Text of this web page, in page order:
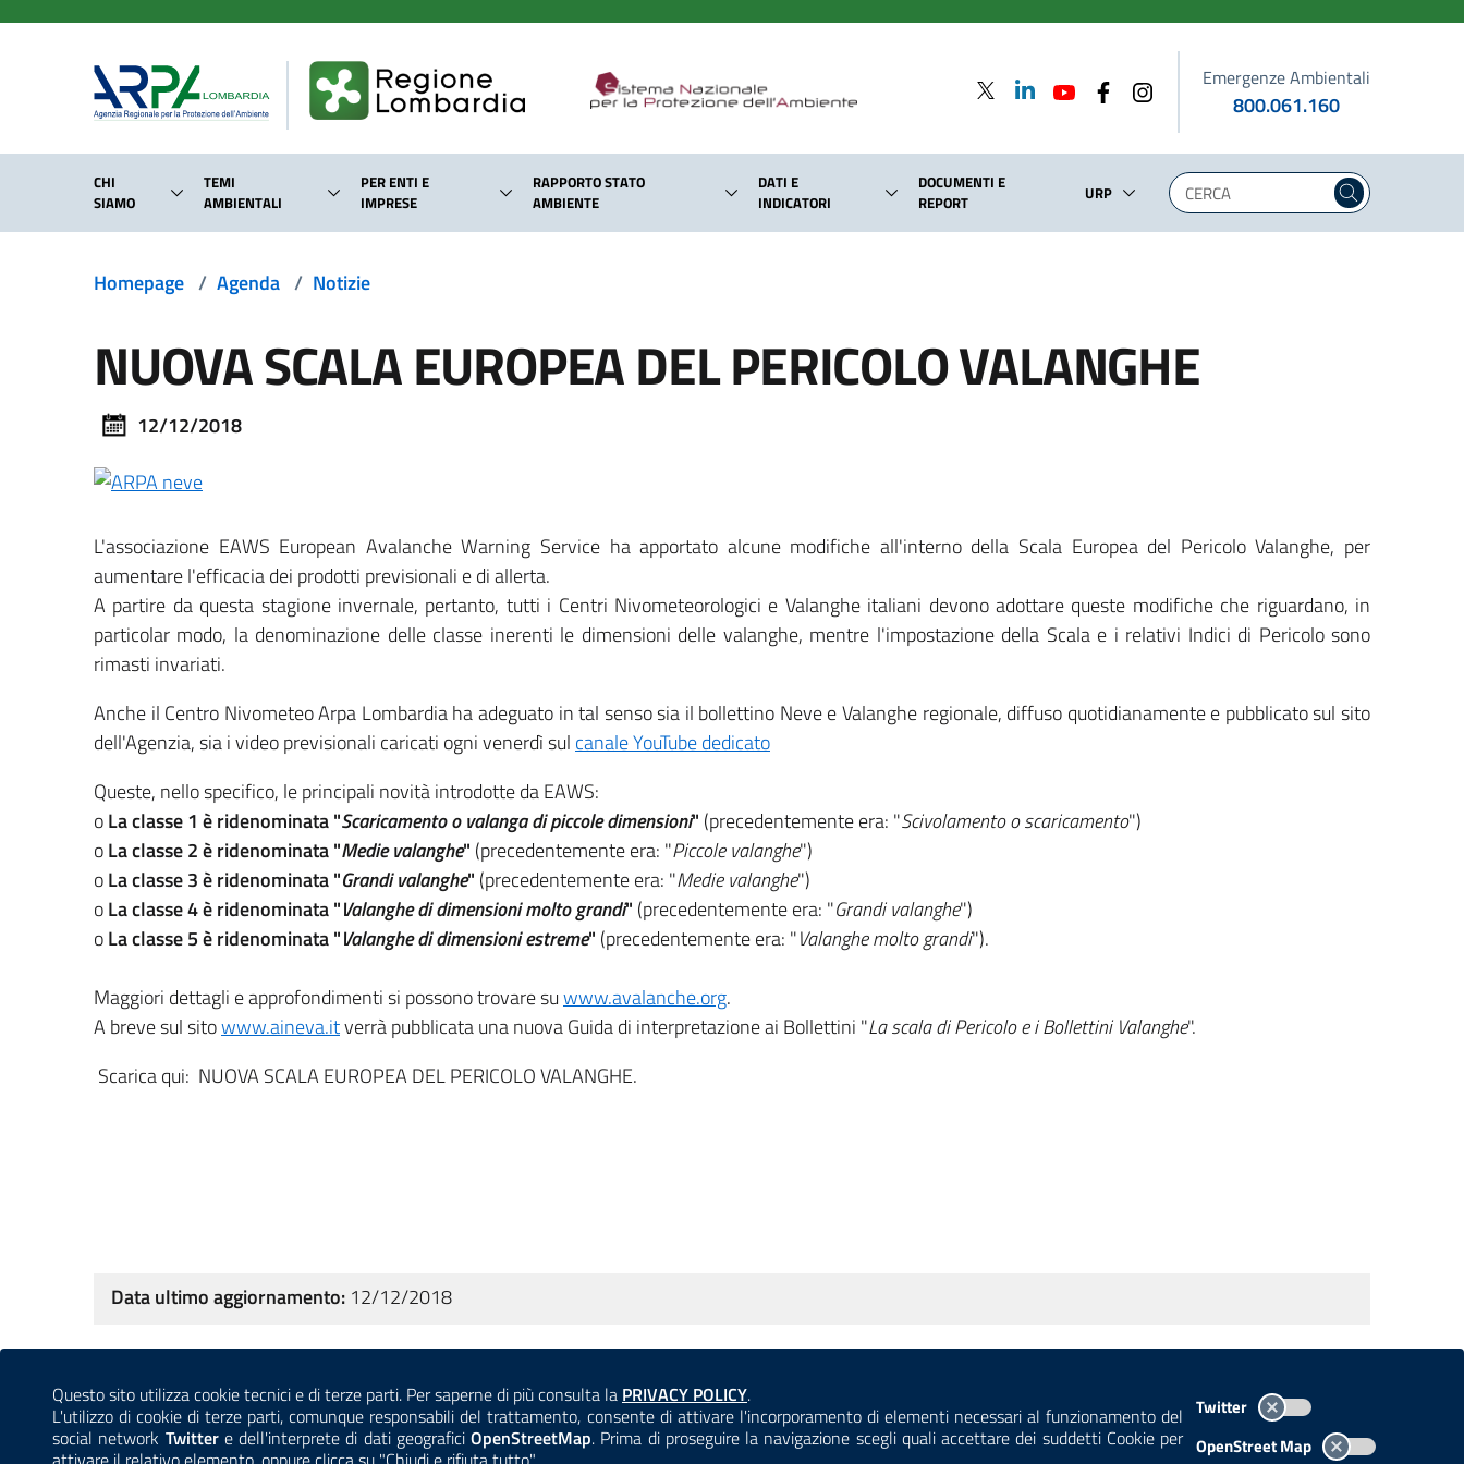
Questo sito utilizza cookie tecnici e di terze parti. Per saperne di più consulta la Consulta la
PRIVACY POLICY.
L'utilizzo di cookie di terze parti, comunque responsabili del trattamento, consente di attivare l'incorporamento di elementi necessari al funzionamento del
social network Twittere dell'interprete di dati geografici OpenStreetMap. Prima di proseguire la navigazione scegli quali accettare dei suddetti Cookie per
Twitter
OpenStreet Map
Emergenze Ambientali
800.061.160
CHI
SIAMO
TEMI
AMBIENTALI
PER ENTI E
IMPRESE
RAPPORTO STATO
AMBIENTE
DATI E
INDICATORI
DOCUMENTI E
REPORT
URP
Homepage / Agenda / Notizie
NUOVA SCALA EUROPEA DEL PERICOLO VALANGHE
12/12/2018
​L'associazione EAWS European Avalanche Warning Service ha apportato alcune modifiche all'interno della Scala Europea del Pericolo Valanghe, per
aumentare l'efficacia dei prodotti previsionali e di allerta.
A partire da questa stagione invernale, pertanto, tutti i Centri Nivometeorologici e Valanghe italiani devono adottare queste modifiche che riguardano, in
particolar modo, la denominazione delle classe inerenti le dimensioni delle valanghe, mentre l'impostazione della Scala e i relativi Indici di Pericolo sono
rimasti invariati.
Anche il Centro Nivometeo Arpa Lombardia ha adeguato in tal senso sia il bollettino Neve e Valanghe regionale, diffuso quotidianamente e pubblicato sul sito
dell'Agenzia, sia i video previsionali caricati ogni venerdì sul canale YouTube dedicato
Queste, nello specifico, le principali novità introdotte da EAWS:
oLa classe 1 è ridenominata "Scaricamento o valanga di piccole dimensioni" (precedentemente era: "Scivolamento o scaricamento")
oLa classe 2 è ridenominata "Medie valanghe" (precedentemente era: "Piccole valanghe")
oLa classe 3 è ridenominata "Grandi valanghe" (precedentemente era: "Medie valanghe")
oLa classe 4 è ridenominata "Valanghe di dimensioni molto grandi" (precedentemente era: "Grandi valanghe")
oLa classe 5 è ridenominata "Valanghe di dimensioni estreme" (precedentemente era: "Valanghe molto grandi").
Maggiori dettagli e approfondimenti si possono trovare suwww.avalanche.org.
A breve sul sitowww.aineva.itverrà pubblicata una nuova Guida di interpretazione ai Bollettini "La scala di Pericolo e i Bollettini Valanghe".
Scarica qui: NUOVA SCALA EUROPEA DEL PERICOLO VALANGHE.
Data ultimo aggiornamento: 12/12/2018
Sezione Link Utili
CONTATTI AMMINISTRAZIONE TRASPARENTE ANTICORRUZIONE ACCESSIBILITÀ AREA DIPENDENTI